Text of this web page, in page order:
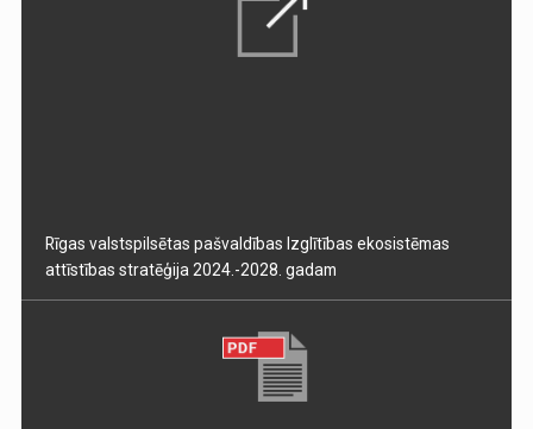
Rīgas valstspilsētas pašvaldības Izglītības ekosistēmas
attīstības stratēģija 2024.-2028. gadam